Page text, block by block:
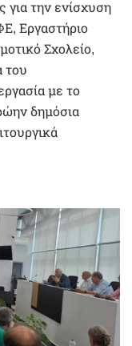
για την ενίσχυση
Εργαστήριο
Σχολείο,
του
με το
δημόσια